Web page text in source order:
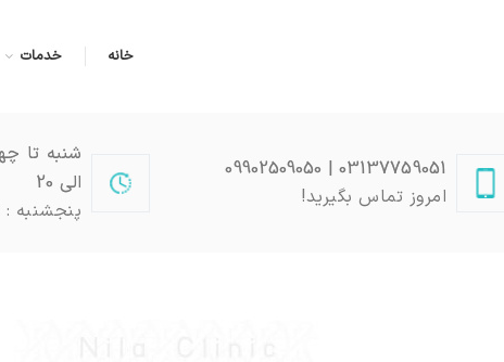
خانه خدمات
03137759051 | 09902509050
امروز تماس بگیرید!
الی 20
پنجشنبه : 9 الی 13